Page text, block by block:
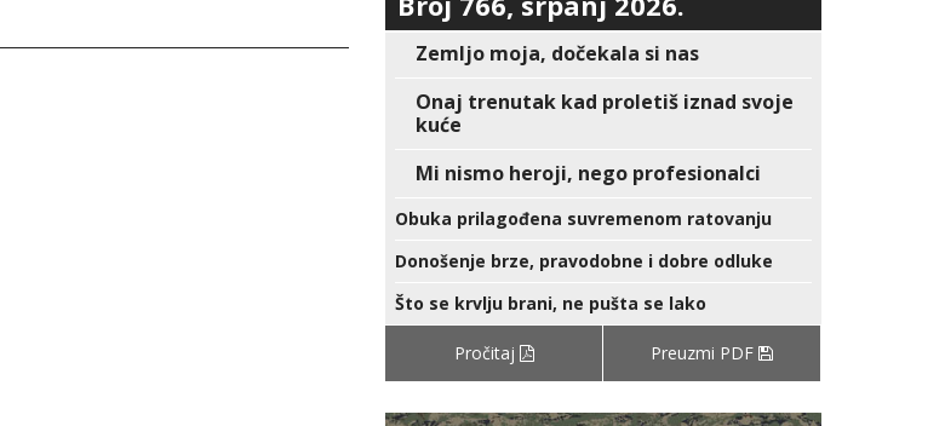
Zemljo moja, dočekala si nas
Onaj trenutak kad proletiš iznad svoje
kuće
Mi nismo heroji, nego profesionalci
Obuka prilagođena suvremenom ratovanju
Donošenje brze, pravodobne i dobre odluke
Što se krvlju brani, ne pušta se lako
Pročitaj Preuzmi PDF